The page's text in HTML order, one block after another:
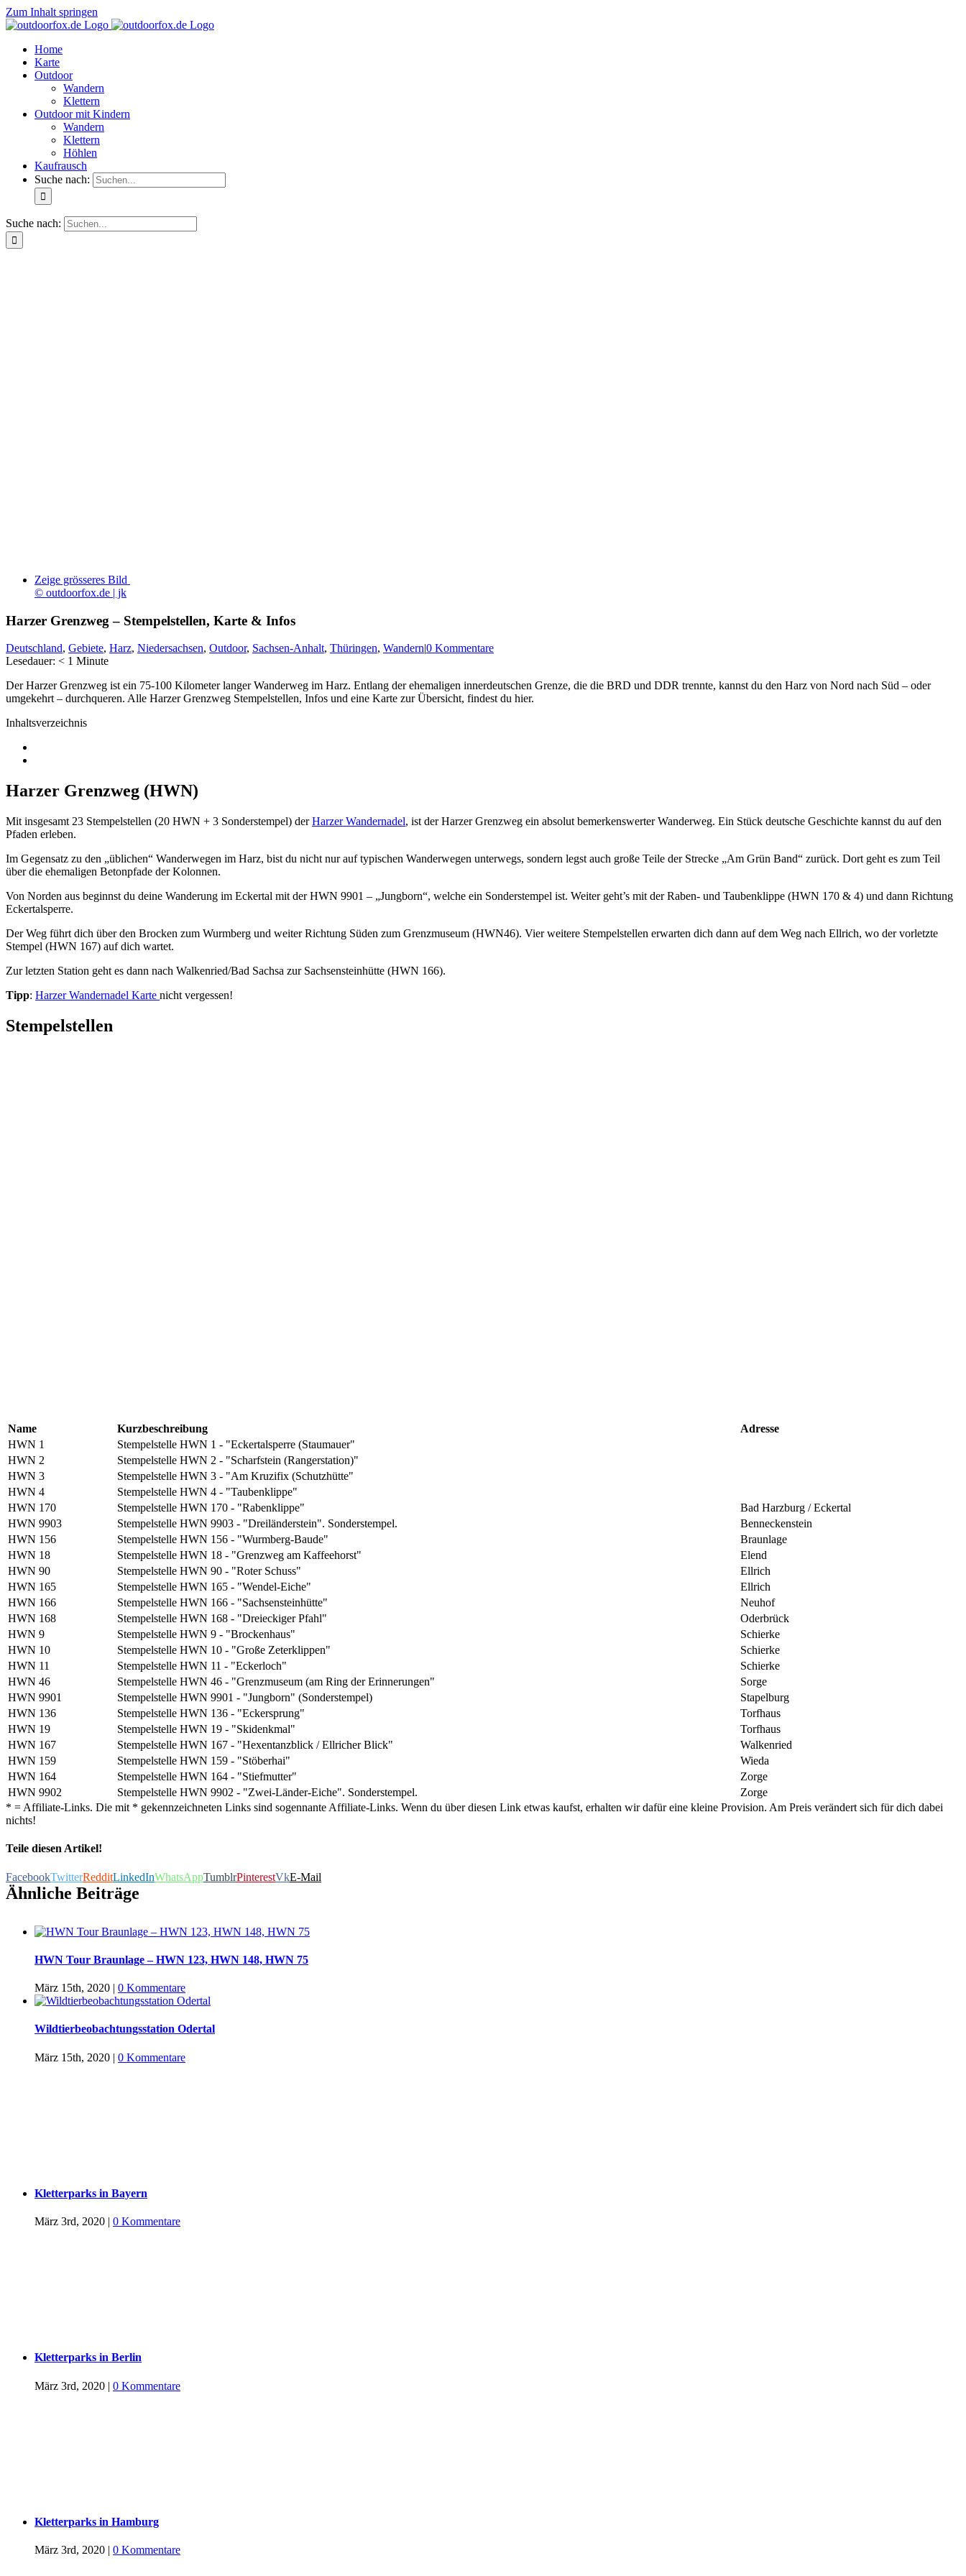
Zum Inhalt springen
Home
Karte
Outdoor
Wandern
Klettern
Outdoor mit Kindern
Wandern
Klettern
Höhlen
Kaufrausch
Suche nach:
Suche nach:
Zeige grösseres Bild
© outdoorfox.de | jk
Harzer Grenzweg – Stempelstellen, Karte & Infos
Deutschland, Gebiete, Harz, Niedersachsen, Outdoor, Sachsen-Anhalt, Thüringen, Wandern|0 Kommentare
Lesedauer: < 1 Minute
Der Harzer Grenzweg ist ein 75-100 Kilometer langer Wanderweg im Harz. Entlang der ehemaligen innerdeutschen Grenze, die die BRD und DDR trennte, kannst du den Harz von Nord nach Süd – oder
umgekehrt – durchqueren. Alle Harzer Grenzweg Stempelstellen, Infos und eine Karte zur Übersicht, findest du hier.
Inhaltsverzeichnis
Harzer Grenzweg (HWN)
Mit insgesamt 23 Stempelstellen (20 HWN + 3 Sonderstempel) derHarzer Wandernadel, ist der Harzer Grenzweg ein absolut bemerkenswerter Wanderweg. Ein Stück deutsche Geschichte kannst du auf den
Pfaden erleben.
Im Gegensatz zu den „üblichen“ Wanderwegen im Harz, bist du nicht nur auf typischen Wanderwegen unterwegs, sondern legst auch große Teile der Strecke „Am Grün Band“ zurück. Dort geht es zum Teil
über die ehemaligen Betonpfade der Kolonnen.
Von Norden aus beginnst du deine Wanderung im Eckertal mit der HWN 9901 – „Jungborn“, welche ein Sonderstempel ist. Weiter geht’s mit der Raben- und Taubenklippe (HWN 170 & 4) und dann Richtung
Eckertalsperre.
Der Weg führt dich über den Brocken zum Wurmberg und weiter Richtung Süden zum Grenzmuseum (HWN46). Vier weitere Stempelstellen erwarten dich dann auf dem Weg nach Ellrich, wo der vorletzte
Stempel (HWN 167) auf dich wartet.
Zur letzten Station geht es dann nach Walkenried/Bad Sachsa zur Sachsensteinhütte (HWN 166).
Tipp: Harzer Wandernadel Karte nicht vergessen!
Stempelstellen
Name Kurzbeschreibung
Adresse
HWN 1
Stempelstelle HWN 1 - "Eckertalsperre (Staumauer"
HWN 2
Stempelstelle HWN 2 - "Scharfstein (Rangerstation)"
HWN 3
Stempelstelle HWN 3 - "Am Kruzifix (Schutzhütte"
HWN 4
Stempelstelle HWN 4 - "Taubenklippe"
HWN 170
Stempelstelle HWN 170 - "Rabenklippe"
Bad Harzburg / Eckertal
HWN 9903
Stempelstelle HWN 9903 - "Dreiländerstein". Sonderstempel.
Benneckenstein
HWN 156
Stempelstelle HWN 156 - "Wurmberg-Baude"
Braunlage
HWN 18
Stempelstelle HWN 18 - "Grenzweg am Kaffeehorst"
Elend
HWN 90
Stempelstelle HWN 90 - "Roter Schuss"
Ellrich
HWN 165
Stempelstelle HWN 165 - "Wendel-Eiche"
Ellrich
HWN 166
Stempelstelle HWN 166 - "Sachsensteinhütte"
Neuhof
HWN 168
Stempelstelle HWN 168 - "Dreieckiger Pfahl"
Oderbrück
HWN 9
Stempelstelle HWN 9 - "Brockenhaus"
Schierke
HWN 10
Stempelstelle HWN 10 - "Große Zeterklippen"
Schierke
HWN 11
Stempelstelle HWN 11 - "Eckerloch"
Schierke
HWN 46
Stempelstelle HWN 46 - "Grenzmuseum (am Ring der Erinnerungen"
Sorge
HWN 9901
Stempelstelle HWN 9901 - "Jungborn" (Sonderstempel)
Stapelburg
HWN 136
Stempelstelle HWN 136 - "Eckersprung"
Torfhaus
HWN 19
Stempelstelle HWN 19 - "Skidenkmal"
Torfhaus
HWN 167
Stempelstelle HWN 167 - "Hexentanzblick / Ellricher Blick"
Walkenried
HWN 159
Stempelstelle HWN 159 - "Stöberhai"
Wieda
HWN 164
Stempelstelle HWN 164 - "Stiefmutter"
Zorge
HWN 9902
Stempelstelle HWN 9902 - "Zwei-Länder-Eiche". Sonderstempel.
Zorge
* = Affiliate-Links. Die mit * gekennzeichneten Links sind sogennante Affiliate-Links. Wenn du über diesen Link etwas kaufst, erhalten wir dafür eine kleine Provision. Am Preis verändert sich für dich dabei
nichts!
Teile diesen Artikel!
FacebookTwitterRedditLinkedInWhatsAppTumblrPinterestVkE-Mail
Ähnliche Beiträge
HWN Tour Braunlage – HWN 123, HWN 148, HWN 75
März 15th, 2020 | 0 Kommentare
Wildtierbeobachtungsstation Odertal
März 15th, 2020 | 0 Kommentare
Kletterparks in Bayern
März 3rd, 2020 | 0 Kommentare
Kletterparks in Berlin
März 3rd, 2020 | 0 Kommentare
Kletterparks in Hamburg
März 3rd, 2020 | 0 Kommentare